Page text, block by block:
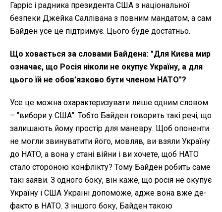
Гарріс і радника президента США з національної
безпеки Джейка Саллівана з повним мандатом, а сам
Байден усе це підтримує. Цього буде достатньо.
Що ховається за словами Байдена: "Для Києва мир
означає, що Росія ніколи не окупує Україну, а для
цього їй не обов’язково бути членом НАТО"?
Усе це можна охарактеризувати лише одним словом
– "вибори у США". Тобто Байден говорить такі речі, що
залишають йому простір для маневру. Щоб опоненти
не могли звинуватити його, мовляв, ви взяли Україну
до НАТО, а вона у стані війни і ви хочете, щоб НАТО
стало стороною конфлікту? Тому Байден робить саме
такі заяви. З одного боку, він каже, що росія не окупує
Україну і США Україні допоможе, адже вона вже де-
факто в НАТО. З іншого боку, Байден такою